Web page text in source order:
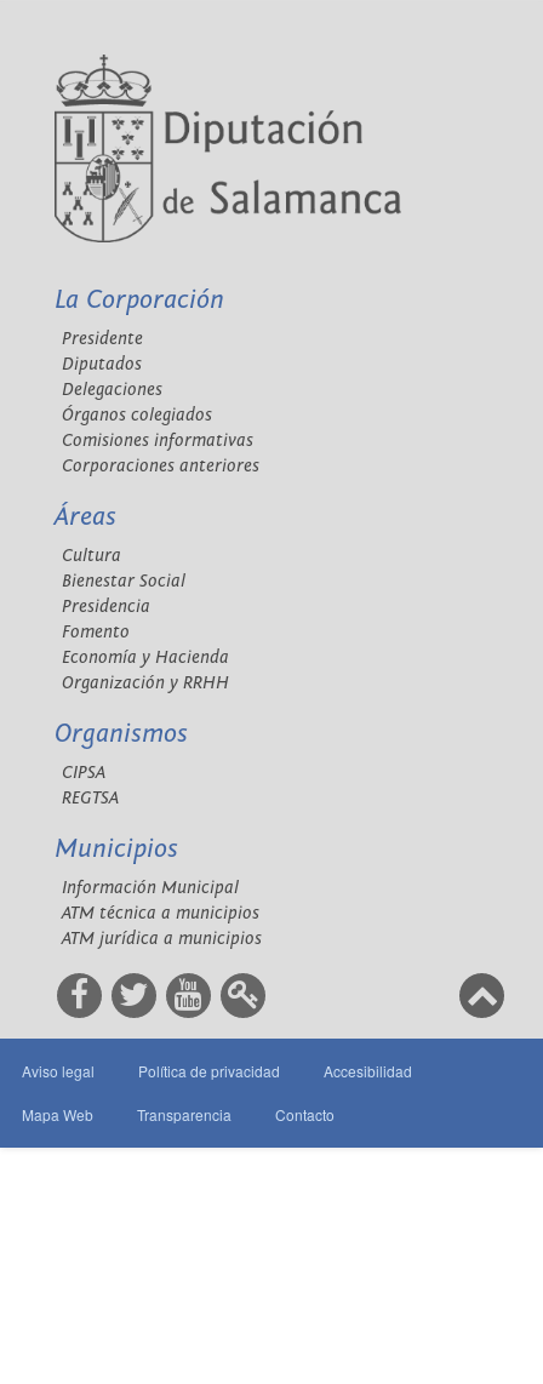
La Corporación
Presidente
Diputados
Delegaciones
Órganos colegiados
Comisiones informativas
Corporaciones anteriores
Áreas
Cultura
Bienestar Social
Presidencia
Fomento
Economía y Hacienda
Organización y RRHH
Organismos
CIPSA
REGTSA
Municipios
Información Municipal
ATM técnica a municipios
ATM jurídica a municipios
Aviso legal Política de privacidad Accesibilidad
Mapa Web Transparencia Contacto